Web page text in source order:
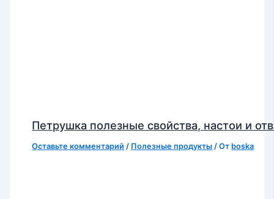
Петрушка полезные свойства, настои и
Оставьте комментарий / Полезные продукты / От boska